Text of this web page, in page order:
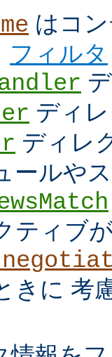
はコ
フィルタ
ディ
ディレ
ールや
ティブ
きに 考